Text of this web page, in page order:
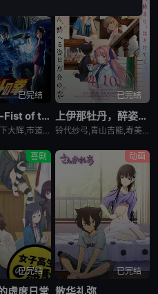
集 VIP 第1079集 VIP
集 VIP 第1082集 VIP
集 VIP 第1085集 VIP
VIP 第1088集 VIP
VIP 第1091集 VIP
VIP 第1094集 VIP
集 VIP 第1097集
已完结
北斗神拳 -Fist of the North Star-
武内骏辅,山下大辉,市道真央
已完结
上伊那牡丹，醉姿如百合
铃代纱弓,青山吉能,寿美菜子,天海由梨奈,富田美忧,河濑茉希
喜剧
已完结
动画
已完结